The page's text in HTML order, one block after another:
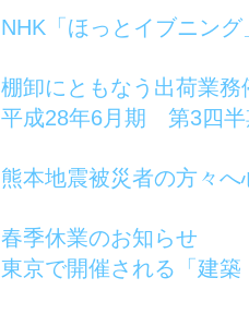
NHK「ほっとイブニン
棚卸にともなう出荷業務
平成28年6月期 第3四半
熊本地震被災者の方々
春季休業のお知らせ
東京で開催される「建